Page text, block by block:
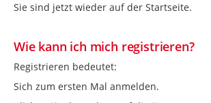
Sie sind jetzt wieder auf der Startseite.
Wie kann ich mich registrieren?
Registrieren bedeutet:
Sich zum ersten Mal anmelden.